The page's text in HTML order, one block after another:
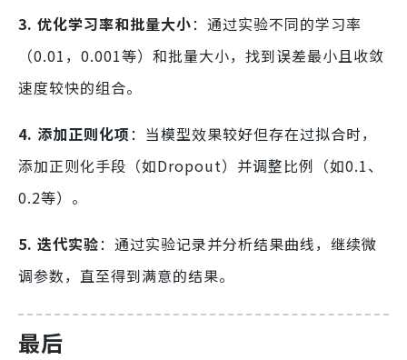
3. 优化学习率和批量大小：通过实验不同的学习率
（0.01，0.001等）和批量大小，找到误差最小且收敛
速度较快的组合。
4. 添加正则化项：当模型效果较好但存在过拟合时，
添加正则化手段（如Dropout）并调整比例（如0.1、
0.2等）。
5. 迭代实验：通过实验记录并分析结果曲线，继续微
调参数，直至得到满意的结果。
最后